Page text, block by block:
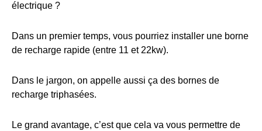
électrique ?
Dans un premier temps, vous pourriez installer une borne
de recharge rapide (entre 11 et 22kw).
Dans le jargon, on appelle aussi ça des bornes de
recharge triphasées.
Le grand avantage, c’est que cela va vous permettre de